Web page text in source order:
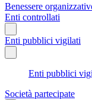
Benessere
Enti controllati
Enti pubblici vigilati
Enti pubblici
Società partecipate